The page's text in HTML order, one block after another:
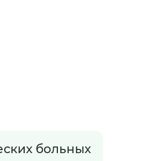
больных